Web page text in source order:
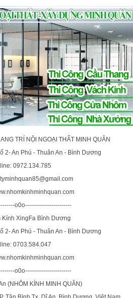
TRÍ NỘI NGOẠI THẤT MINH QUÂN
2- An Phú - Thuân An - Bình Dương
0972.134.785
o0o-----------------------
Kính XingFa Bình Dương
2- An Phú - Thuân An - Bình Dương
0703.584.047
o0o-----------------------
(NHÔM KÍNH MINH QUÂN)